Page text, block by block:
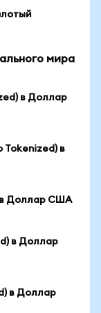
мира
в Доллар
Tokenized) в
в Доллар США
в Доллар
в Доллар